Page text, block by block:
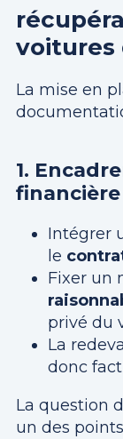
voitures
La mise en
1.
Intégrer
le
Fixer un
privé du
La
donc
La question
un des